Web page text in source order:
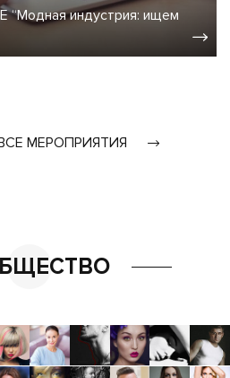
“Модная индустрия: ищем
МЕРОПРИЯТИЯ